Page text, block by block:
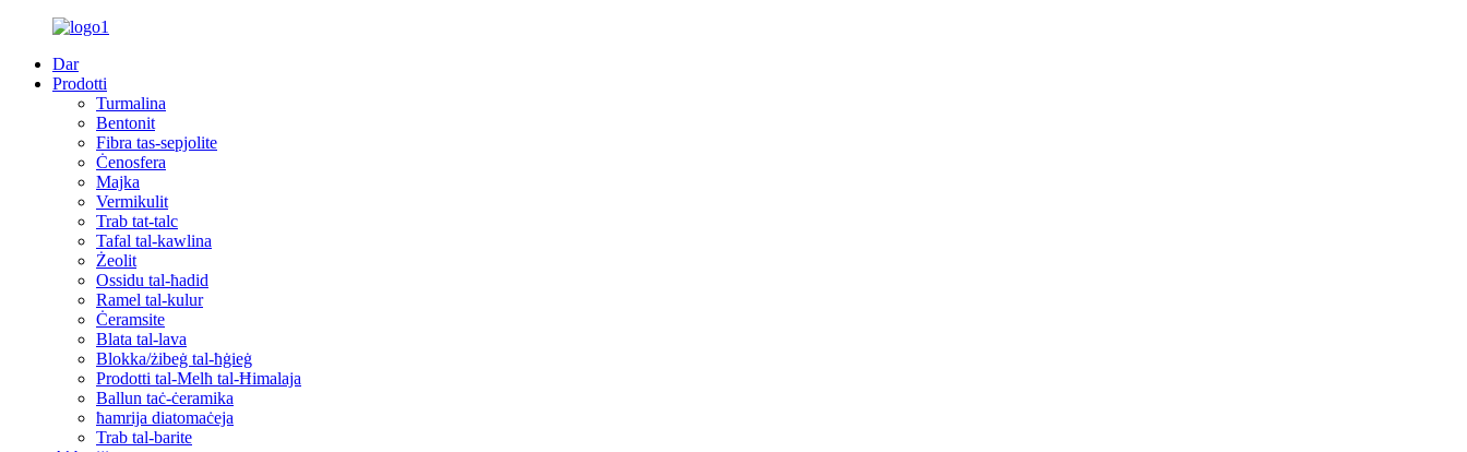
Dar
Prodotti
Turmalina
Bentonit
Fibra tas-sepjolite
Ċenosfera
Majka
Vermikulit
Trab tat-talc
Tafal tal-kawlina
Żeolit
Ossidu tal-ħadid
Ramel tal-kulur
Ċeramsite
Blata tal-lava
Blokka/żibeġ tal-ħġieġ
Prodotti tal-Melħ tal-Ħimalaja
Ballun taċ-ċeramika
ħamrija diatomaċeja
Trab tal-barite